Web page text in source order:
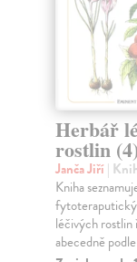
Herbář
rostlin
Janča Jiří |
Kniha
léčivých rostlin
abecedně